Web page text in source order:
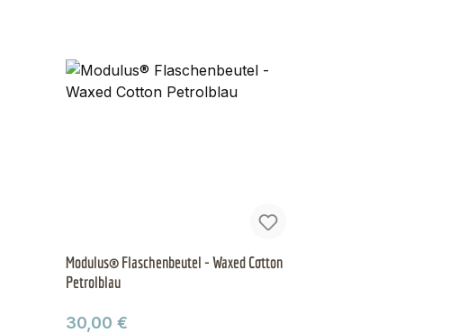
Modulus® Flaschenbeutel - Waxed Cotton
Petrolblau
Regulärer Preis:
30,00 €